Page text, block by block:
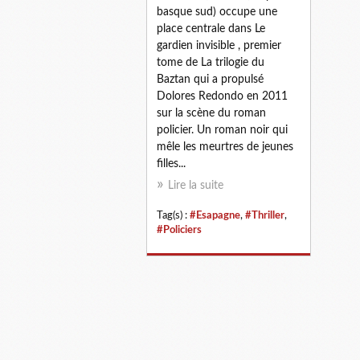
basque sud) occupe une
place centrale dans Le
gardien invisible , premier
tome de La trilogie du
Baztan qui a propulsé
Dolores Redondo en 2011
sur la scène du roman
policier. Un roman noir qui
mêle les meurtres de jeunes
filles...
Lire la suite
Tag(s) : #Esapagne, #Thriller,
#Policiers